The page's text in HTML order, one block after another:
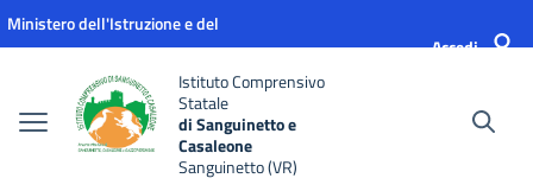
Vai ai contenuti
Vai al menu di navigazione
Vai al footer
Ministero dell'Istruzione e del
Accedi
Istituto Comprensivo
Statale
di Sanguinetto e
Casaleone
Sanguinetto (VR)